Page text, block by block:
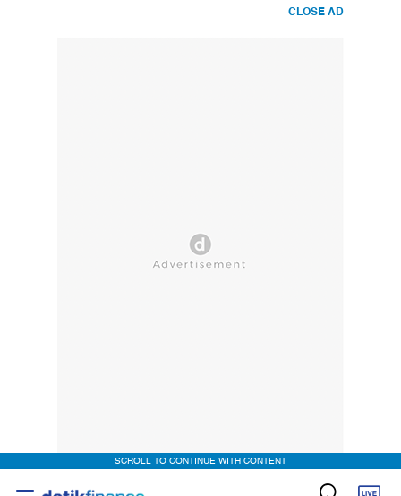
CLOSE AD
SCROLL TO CONTINUE WITH CONTENT